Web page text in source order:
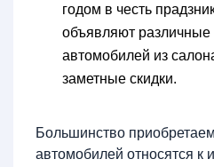
годом в честь
объявляют различные
автомобилей из
заметные скидки.
Большинство
автомобилей относятся к